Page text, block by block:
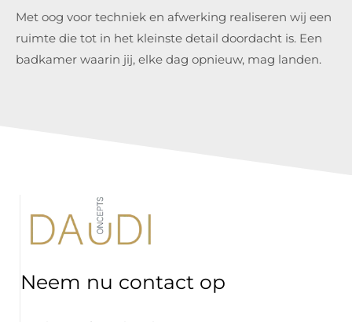
Met oog voor techniek en afwerking realiseren wij een
ruimte die tot in het kleinste detail doordacht is. Een
badkamer waarin jij, elke dag opnieuw, mag landen.
Neem nu contact op